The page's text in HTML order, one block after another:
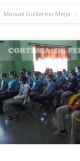
Manuel Guillermo Mejía